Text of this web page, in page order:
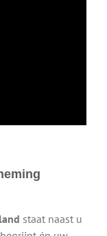
staat naast u